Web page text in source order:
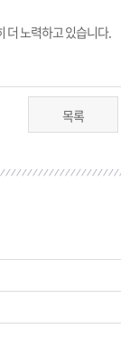
더 노력하고 있습니다.
목록